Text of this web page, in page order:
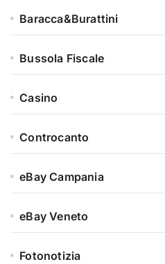
Baracca&Burattini
Bussola Fiscale
Casino
Controcanto
eBay Campania
eBay Veneto
Fotonotizia